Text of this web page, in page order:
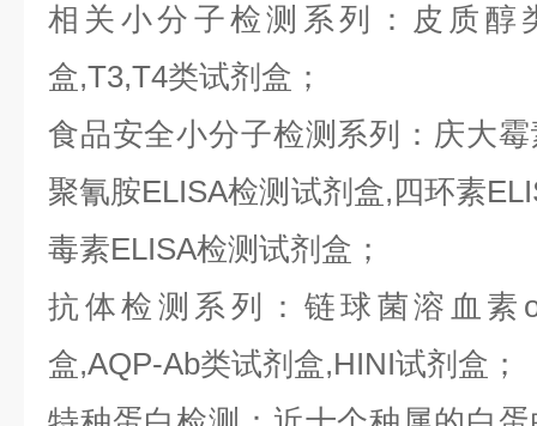
相关小分子检测系列：皮质醇
盒,T3,T4类试剂盒；
食品安全小分子检测系列：庆大
聚氰胺ELISA检测试剂盒,四环素
毒素ELISA检测试剂盒；
抗体检测系列：链球菌溶血素
盒,AQP-Ab类试剂盒,HINI试剂盒；